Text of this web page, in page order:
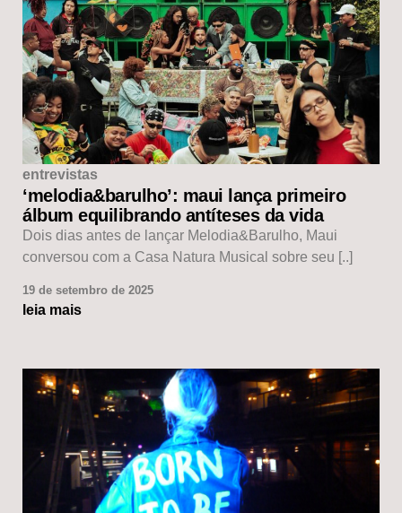
entrevistas
‘melodia&barulho’: maui lança primeiro
álbum equilibrando antíteses da vida
Dois dias antes de lançar Melodia&Barulho, Maui
conversou com a Casa Natura Musical sobre seu [..]
19 de setembro de 2025
leia mais